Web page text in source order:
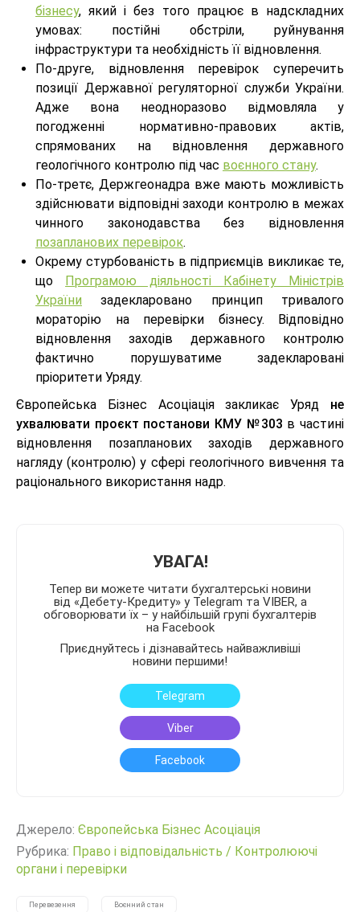
бізнесу, який і без того працює в надскладних
умовах: постійні обстріли, руйнування
інфраструктури та необхідність її відновлення.
По-друге, відновлення перевірок суперечить
позиції Державної регуляторної служби України.
Адже вона неодноразово відмовляла у
погодженні нормативно-правових актів,
спрямованих на відновлення державного
геологічного контролю під час воєнного стану.
По-третє, Держгеонадра вже мають можливість
здійснювати відповідні заходи контролю в межах
чинного законодавства без відновлення
позапланових перевірок.
Окрему стурбованість в підприємців викликає те,
що Програмою діяльності Кабінету Міністрів
України задекларовано принцип тривалого
мораторію на перевірки бізнесу. Відповідно
відновлення заходів державного контролю
фактично порушуватиме задекларовані
пріоритети Уряду.
Європейська Бізнес Асоціація закликає Уряд не
ухвалювати проєкт постанови КМУ №303 в частині
відновлення позапланових заходів державного
нагляду (контролю) у сфері геологічного вивчення та
раціонального використання надр.
УВАГА!
Тепер ви можете читати бухгалтерські новини
від «Дебету-Кредиту» у Telegram та VIBER, а
обговорювати їх – у найбільшій групі бухгалтерів
на Facebook
Приєднуйтесь і дізнавайтесь найважливіші
новини першими!
Telegram
Viber
Facebook
Джерело: Європейська Бізнес Асоціація
Рубрика: Право і відповідальність / Контролюючі
органи і перевірки
Перевезення Воєнний стан